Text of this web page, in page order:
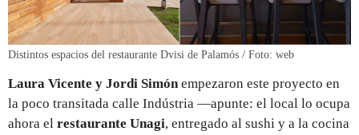
Distintos espacios del restaurante Dvisi de Palamós / Foto: web
Laura Vicente y Jordi Simónempezaron este proyecto en
la poco transitada calle Indústria —apunte: el local lo ocupa
ahora el restaurante Unagi, entregado al sushi y a la cocina